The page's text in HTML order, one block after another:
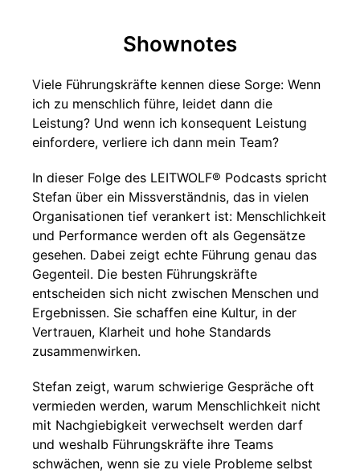
Shownotes
Viele Führungskräfte kennen diese Sorge: Wenn
ich zu menschlich führe, leidet dann die
Leistung? Und wenn ich konsequent Leistung
einfordere, verliere ich dann mein Team?
In dieser Folge des LEITWOLF® Podcasts spricht
Stefan über ein Missverständnis, das in vielen
Organisationen tief verankert ist: Menschlichkeit
und Performance werden oft als Gegensätze
gesehen. Dabei zeigt echte Führung genau das
Gegenteil. Die besten Führungskräfte
entscheiden sich nicht zwischen Menschen und
Ergebnissen. Sie schaffen eine Kultur, in der
Vertrauen, Klarheit und hohe Standards
zusammenwirken.
Stefan zeigt, warum schwierige Gespräche oft
vermieden werden, warum Menschlichkeit nicht
mit Nachgiebigkeit verwechselt werden darf
und weshalb Führungskräfte ihre Teams
schwächen, wenn sie zu viele Probleme selbst